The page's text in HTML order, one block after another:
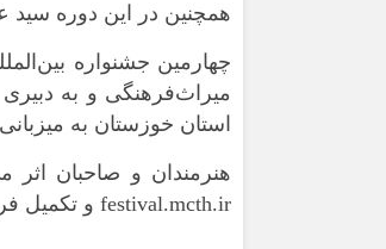
همچنین در این دوره سید
چهارمین جشنواره
میراث‌فرهنگی و به
استان خوزستان به
festival.mcth.ir و تکمیل فرم ثبت‌نام آنلاین، نسبت به ارسال و ثبت آثار خود اقدام کنند.